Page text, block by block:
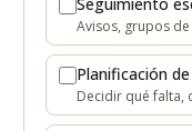
Seguimiento
Avisos, grupos
Planificación
Decidir qué falta,